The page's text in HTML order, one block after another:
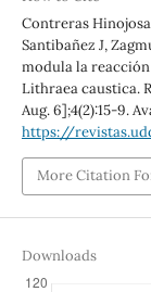
Contreras
Santibañez J,
modula la
Lithraea caustica.
Aug. 6];4(2):15-9.
https://
More Citation
Downloads